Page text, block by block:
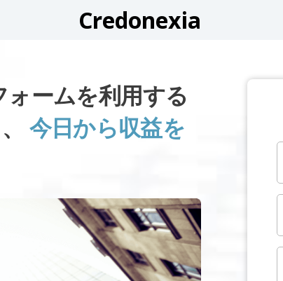
Credonexia
ォームを利用する
今日から収益を